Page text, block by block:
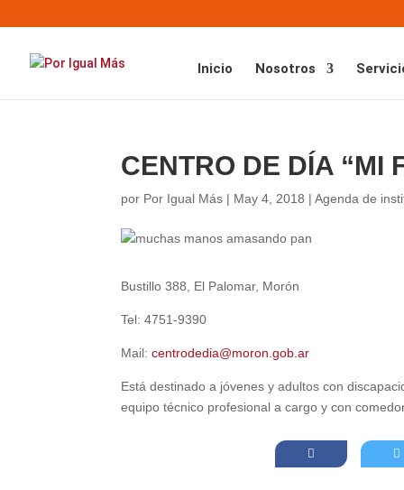
Inicio Nosotros
CENTRO DE DÍA “MI
por Por Igual Más | May 4, 2018 |Agenda de
Bustillo 388, El Palomar, Morón
Tel: 4751-9390
Mail:centrodedia@moron.gob.ar
Está destinado a jóvenes y adultos con
equipo técnico profesional a cargo y con